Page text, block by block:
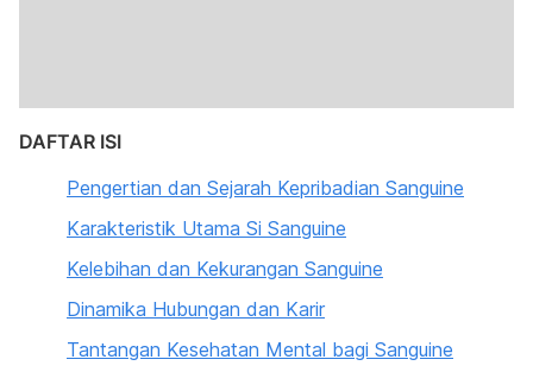
DAFTAR ISI
Pengertian dan Sejarah Kepribadian Sanguine
Karakteristik Utama Si Sanguine
Kelebihan dan Kekurangan Sanguine
Dinamika Hubungan dan Karir
Tantangan Kesehatan Mental bagi Sanguine